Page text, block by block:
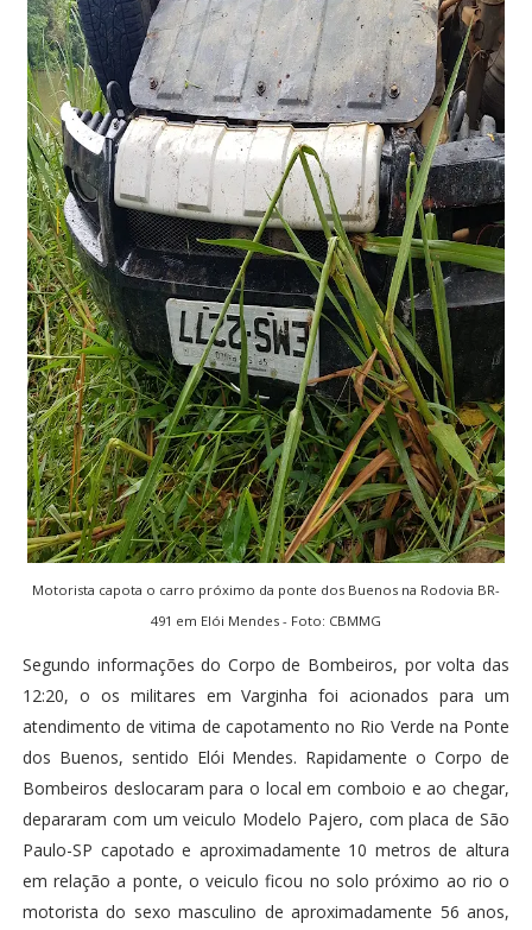
Motorista capota o carro próximo da ponte dos Buenos na Rodovia BR-
491 em Elói Mendes - Foto: CBMMG
Segundo informações do Corpo de Bombeiros, por volta das
12:20, o os militares em Varginha foi acionados para um
atendimento de vitima de capotamento no Rio Verde na Ponte
dos Buenos, sentido Elói Mendes. Rapidamente o Corpo de
Bombeiros deslocaram para o local em comboio e ao chegar,
depararam com um veiculo Modelo Pajero, com placa de São
Paulo-SP capotado e aproximadamente 10 metros de altura
em relação a ponte, o veiculo ficou no solo próximo ao rio o
motorista do sexo masculino de aproximadamente 56 anos,